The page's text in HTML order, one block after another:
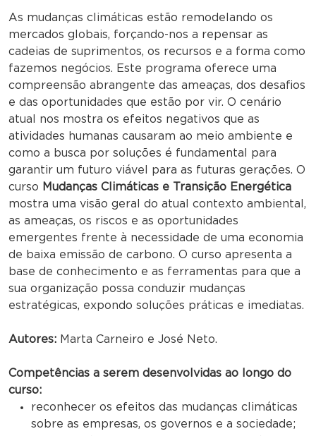
As mudanças climáticas estão remodelando os
mercados globais, forçando-nos a repensar as
cadeias de suprimentos, os recursos e a forma como
fazemos negócios. Este programa oferece uma
compreensão abrangente das ameaças, dos desafios
e das oportunidades que estão por vir. O cenário
atual nos mostra os efeitos negativos que as
atividades humanas causaram ao meio ambiente e
como a busca por soluções é fundamental para
garantir um futuro viável para as futuras gerações. O
curso Mudanças Climáticas e Transição Energética
mostra uma visão geral do atual contexto ambiental,
as ameaças, os riscos e as oportunidades
emergentes frente à necessidade de uma economia
de baixa emissão de carbono. O curso apresenta a
base de conhecimento e as ferramentas para que a
sua organização possa conduzir mudanças
estratégicas, expondo soluções práticas e imediatas.
Autores: Marta Carneiro e José Neto.
Competências a serem desenvolvidas ao longo do
curso:
reconhecer os efeitos das mudanças climáticas
sobre as empresas, os governos e a sociedade;